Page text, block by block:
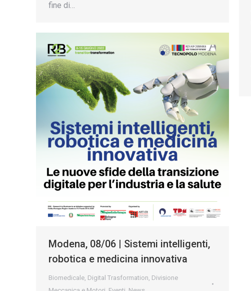
fine di…
Modena, 08/06 | Sistemi intelligenti,
robotica e medicina innovativa
Biomedicale, Digital Trasformation, Divisione